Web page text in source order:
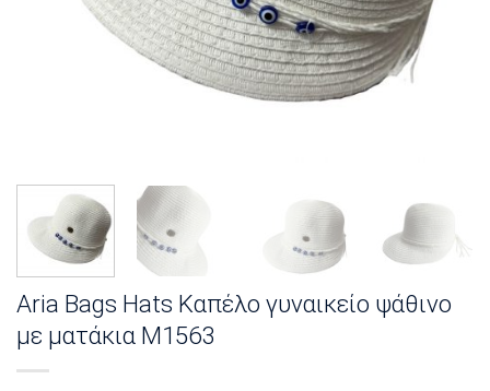
Aria Bags Hats Καπέλο γυναικείο ψάθινο
με ματάκια Μ1563